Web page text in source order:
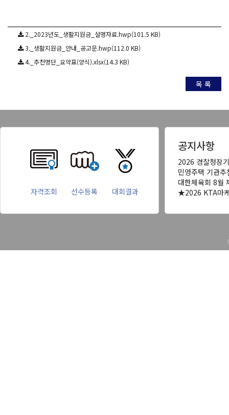
2._2023년도_생활지원금_설명자료.hwp(101.5 KB)
3._생활지원금_안내_공고문.hwp(112.0 KB)
4._추천명단_요약표(양식).xlsx(14.3 KB)
목 록
자격조회 선수등록 대회결과
공지사항
2026 경찰청장
민영주택 기관
대한체육회 8월
★2026 KTA마